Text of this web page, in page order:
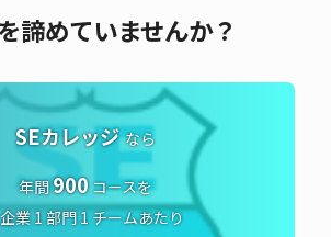
諦めていませんか？
SEカレッジ なら
年間900コースを
業 1 部門 1 チームあたり